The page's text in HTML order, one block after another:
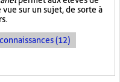
sur un sujet, de sorte à
(12)